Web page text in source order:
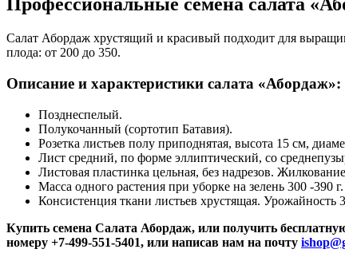
Профессиональные семена салата
Салат Абордаж хрустящий и красивый подходит для
плода: от 200 до 350.
Описание и характеристики салата «Абордаж»:
Позднеспелый.
Полукочанный (сортотип Батавия).
Розетка листьев полу приподнятая, высота 15 см,
Лист средний, по форме эллиптический, со
Листовая пластинка цельная, без надрезов.
Масса одного растения при уборке на зелень 300 -390 г.
Консистенция ткани листьев хрустящая. Урожайность
Купить семена Салата Абордаж, или получить
номеру +7-499-551-5401, или написав нам на почту